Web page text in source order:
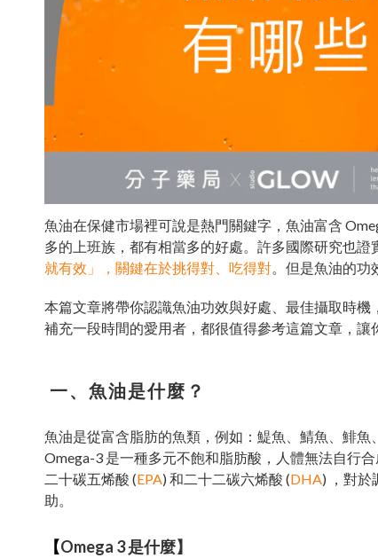
魚油在保健市場裡可說是熱門關鍵字，魚油富含
多的上班族，都有相當多的好處。許多國際研究也證
就有效」，關鍵在於挑得對、吃得對。但是魚油的功
本篇文章將帶你認識魚油功效與好處、最佳攝取時
補充一段時間的愛用者，都很值得參考這篇文章，讓
一、魚油是什麼？
魚油是從富含脂肪的魚類，例如：鯷魚、鯖魚、鯡
Omega-3 是一種多元不飽和脂肪酸，人體無法自行
二十碳五烯酸 (EPA) 和二十二碳六烯酸 (DHA) ，對於
助。
【Omega 3 是什麼】